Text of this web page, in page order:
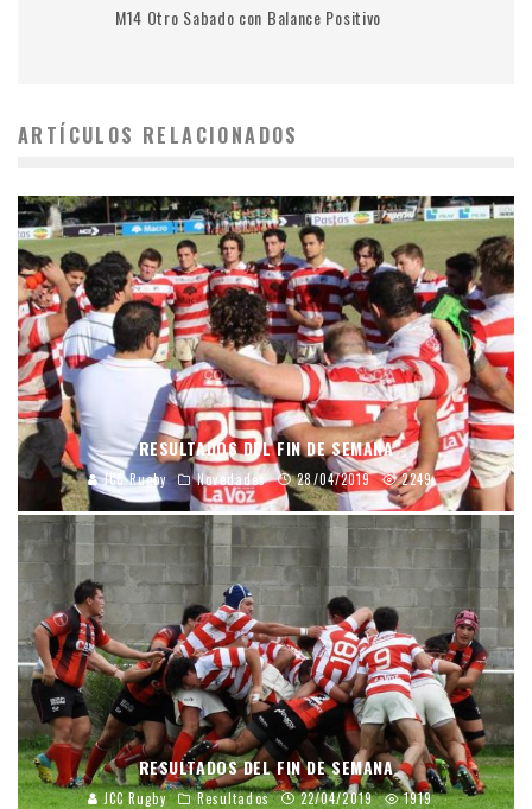
M14 Otro Sabado con Balance Positivo
ARTÍCULOS RELACIONADOS
RESULTADOS DEL FIN DE SEMANA
JCC Rugby Novedades 28/04/2019 2249
RESULTADOS DEL FIN DE SEMANA
JCC Rugby Resultados 22/04/2019 1919